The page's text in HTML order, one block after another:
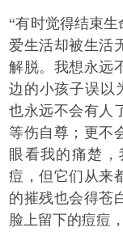
“有时觉得结束
爱生活却被生活
解脱。我想永远
边的小孩子误以
也永远不会有人
等伤自尊；更不
眼看我的痛楚
痘，但它们从来
的摧残也会得苍
脸上留下的痘痘